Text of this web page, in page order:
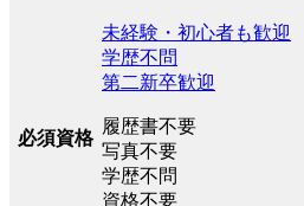
必須資格
未経験・初心者も歓迎
学歴不問
第二新卒歓迎
履歴書不要
写真不要
学歴不問
資格不要